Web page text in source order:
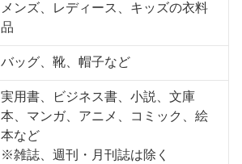
メンズ、レディース、キッズの衣料
品
バッグ、靴、帽子など
実用書、ビジネス書、小説、文庫
本、マンガ、アニメ、コミック、絵
本など
※雑誌、週刊・月刊誌は除く